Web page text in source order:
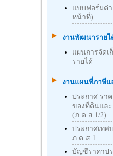
แบบฟอร์มต่า
หน้าที่)
งานพัฒนารายไ
แผนการจัด
รายได้
งานแผนที่ภาษีแ
ประกาศ รา
ของที่ดินและ
(ภ.ด.ส.1/2)
ประกาศเทศ
ภ.ด.ส.1
บัญชีราคาป